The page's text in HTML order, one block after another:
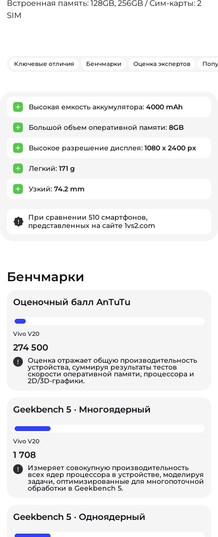
Встроенная память: 128GB, 256GB / Сим-карты: 2
SIM
Ключевые отличия Бенчмарки Оценка экспертов
Ключевые преимущества
Высокая емкость аккумулятора: 4000 mAh
Большой объем оперативной памяти: 8GB
Высокое разрешение дисплея: 1080 x 2400 px
Легкий: 171 g
Узкий: 74.2 mm
При сравнении 510 смартфонов,
представленных на сайте 1vs2.com
Бенчмарки
Оценочный балл AnTuTu
Vivo V20
274 500
Оценка отражает общую производительность
устройства, суммируя результаты тестов
скорости оперативной памяти, процессора и
2D/3D-графики.
Geekbench 5 · Многоядерный
Vivo V20
1 708
Измеряет совокупную производительность
всех ядер процессора в устройстве, моделируя
задачи, оптимизированные для многопоточной
обработки в Geekbench 5.
Geekbench 5 · Одноядерный